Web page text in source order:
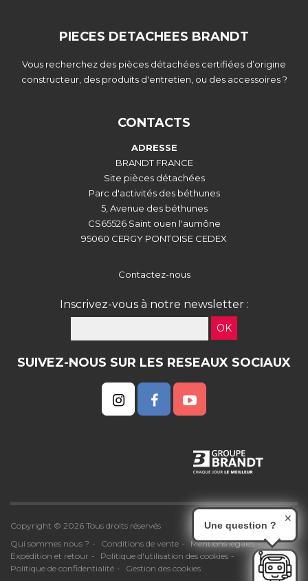
PIECES DETACHEES BRANDT
Vous recherchez des pièces détachées certifiées d’origine
constructeur, des produits d'entretien, ou des accessoires ?
CONTACTS
ADRESSE
BRANDT FRANCE
Site pièces détachées
Parc d'activités des béthunes
5, Avenue des béthunes
CS65526 Saint ouen l'aumône
95060 CERGY PONTOISE CEDEX
Contactez-nous
Inscrivez-vous à notre newsletter :
OK
SUIVEZ-NOUS SUR LES RESEAUX SOCIAUX
Copyright © 2026 Tous droits réservés
Qui sommes nous ?
Conditions de vente
Mentions légales
Expédition et retour
Politique d'utilisation des cookies
Politique de confidentialité
Gestion des cookies
Une question ?
✕